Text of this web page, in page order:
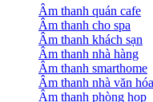
Âm thanh quán cafe
Âm thanh cho spa
Âm thanh khách sạn
Âm thanh nhà hàng
Âm thanh smarthome
Âm thanh nhà văn hóa
Âm thanh phòng họp